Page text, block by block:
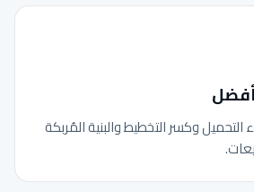
وكسر التخطيط والبنية المُربكة